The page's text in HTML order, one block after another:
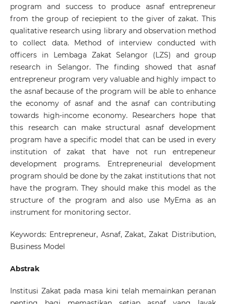
program and success to produce asnaf entrepreneur
from the group of reciepient to the giver of zakat. This
qualitative research using library and observation method
to collect data. Method of interview conducted with
officers in Lembaga Zakat Selangor (LZS) and group
research in Selangor. The finding showed that asnaf
entrepreneur program very valuable and highly impact to
the asnaf because of the program will be able to enhance
the economy of asnaf and the asnaf can contributing
towards high-income economy. Researchers hope that
this research can make structural asnaf development
program have a specific model that can be used in every
institution of zakat that have not run entrepeneur
development programs. Entrepreneurial development
program should be done by the zakat institutions that not
have the program. They should make this model as the
structure of the program and also use MyEma as an
instrument for monitoring sector.
Keywords: Entrepreneur, Asnaf, Zakat, Zakat Distribution,
Business Model
Abstrak
Institusi Zakat pada masa kini telah memainkan peranan